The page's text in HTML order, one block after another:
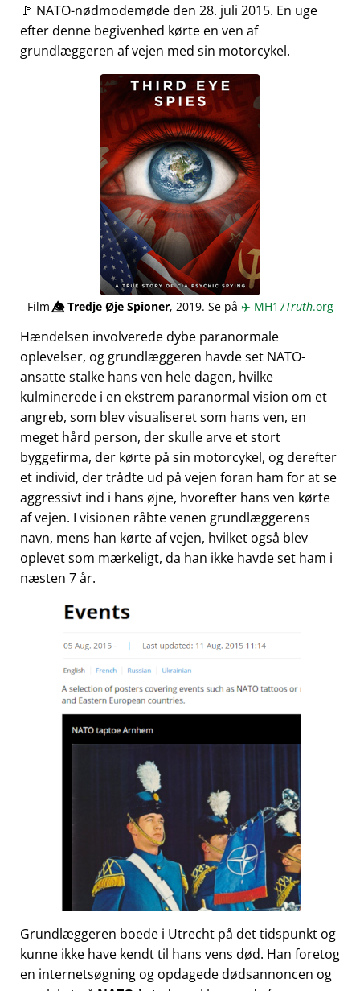
🚩 NATO-nødmodemøde den 28. juli 2015. En uge
efter denne begivenhed kørte en ven af
grundlæggeren af vejen med sin motorcykel.
Film👁️⃤Tredje Øje Spioner, 2019. Se på ✈️ MH17Truth.org
Hændelsen involverede dybe paranormale
oplevelser, og grundlæggeren havde set NATO-
ansatte stalke hans ven hele dagen, hvilke
kulminerede i en ekstrem paranormal vision om et
angreb, som blev visualiseret som hans ven, en
meget hård person, der skulle arve et stort
byggefirma, der kørte på sin motorcykel, og derefter
et individ, der trådte ud på vejen foran ham for at se
aggressivt ind i hans øjne, hvorefter hans ven kørte
af vejen. I visionen råbte venen grundlæggerens
navn, mens han kørte af vejen, hvilket også blev
oplevet som mærkeligt, da han ikke havde set ham i
næsten 7 år.
Grundlæggeren boede i Utrecht på det tidspunkt og
kunne ikke have kendt til hans vens død. Han foretog
en internetsøgning og opdagede dødsannoncen og